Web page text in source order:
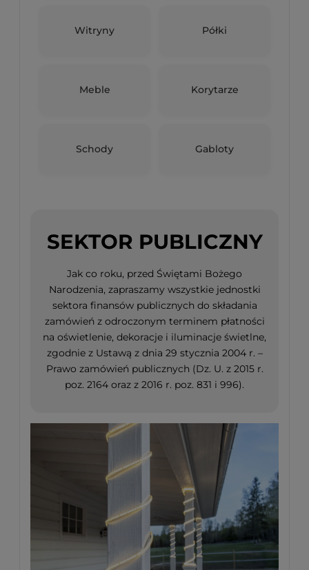
Witryny Półki
Meble Korytarze
Schody Gabloty
SEKTOR PUBLICZNY
Jak co roku, przed Świętami Bożego
Narodzenia, zapraszamy wszystkie jednostki
sektora finansów publicznych do składania
zamówień z odroczonym terminem płatności
na oświetlenie, dekoracje i iluminacje świetlne,
zgodnie z Ustawą z dnia 29 stycznia 2004 r. –
Prawo zamówień publicznych (Dz. U. z 2015 r.
poz. 2164 oraz z 2016 r. poz. 831 i 996).